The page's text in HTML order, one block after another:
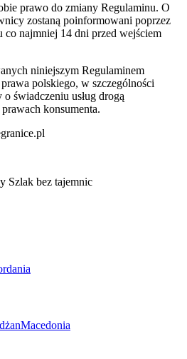
prawo do zmiany Regulaminu. O
zostaną poinformowani poprzez
co najmniej 14 dni przed wejściem
niniejszym Regulaminem
polskiego, w szczególności
świadczeniu usług drogą
konsumenta.
Szlak bez tajemnic
Macedonia